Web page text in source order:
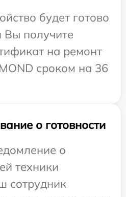
будет готово
Вы получите
на ремонт
сроком на 36
о готовности
о
техники
сотрудник